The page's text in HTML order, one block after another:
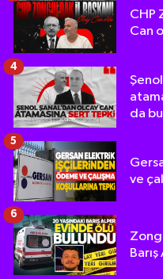
CHP
Can
da
4
ve
5
6